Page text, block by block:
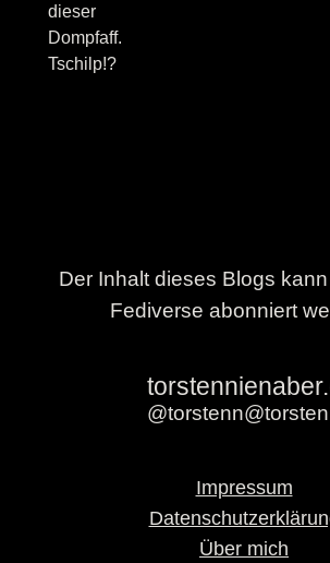
dieser
Dompfaff.
Tschilp!?
Der Inhalt dieses Blogs
Fediverse abonniert
Impressum
Über mich